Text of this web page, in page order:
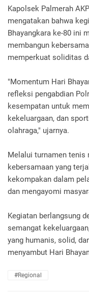
Kapolsek Palmerah
mengatakan bahwa
Bhayangkara ke-80 ini
membangun
memperkuat soliditas
"Momentum Hari
refleksi pengabdian
kesempatan untuk
kekeluargaan, dan
olahraga," ujarnya.
Melalui turnamen tenis
kebersamaan yang
kekompakan dalam
dan mengayomi
Kegiatan berlangsung
semangat
yang humanis, solid,
menyambut Hari
#Regional